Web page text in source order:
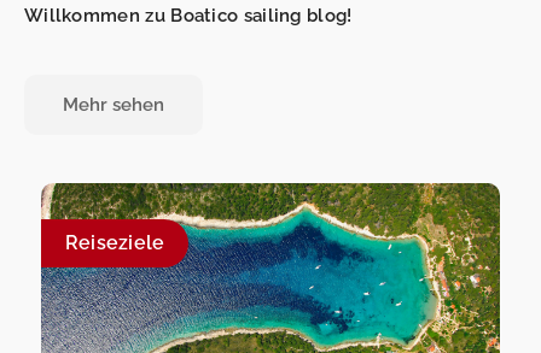
Willkommen zu Boatico sailing blog!
Mehr sehen
Reiseziele